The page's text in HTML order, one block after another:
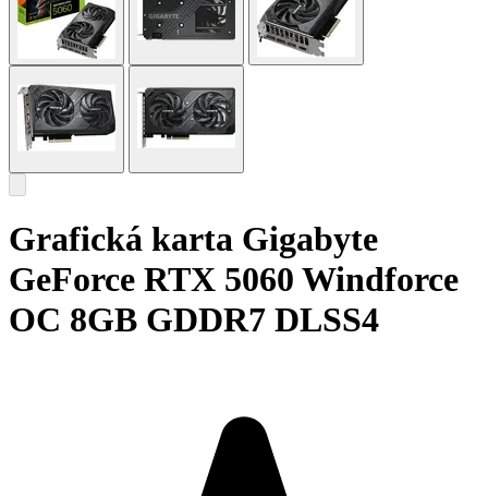
Grafická karta Gigabyte
GeForce RTX 5060 Windforce
OC 8GB GDDR7 DLSS4